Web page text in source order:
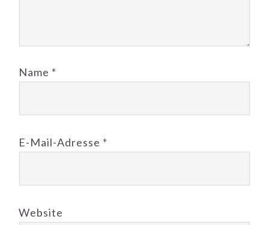
Name *
E-Mail-Adresse *
Website